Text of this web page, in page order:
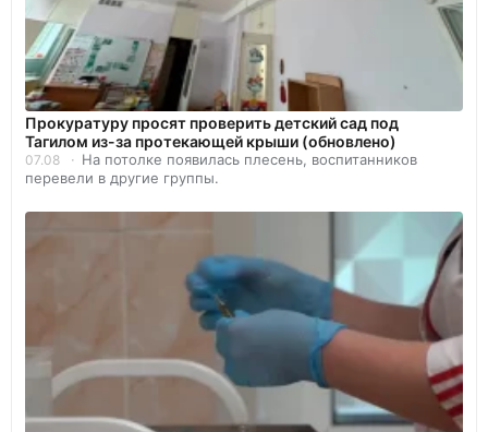
Прокуратуру просят проверить детский сад под
Тагилом из-за протекающей крыши (обновлено)
07.08
На потолке появилась плесень, воспитанников
перевели в другие группы.